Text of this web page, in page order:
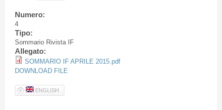
Numero:
4
Tipo:
Sommario Rivista IF
Allegato:
SOMMARIO IF APRILE 2015.pdf
DOWNLOAD FILE
ENGLISH